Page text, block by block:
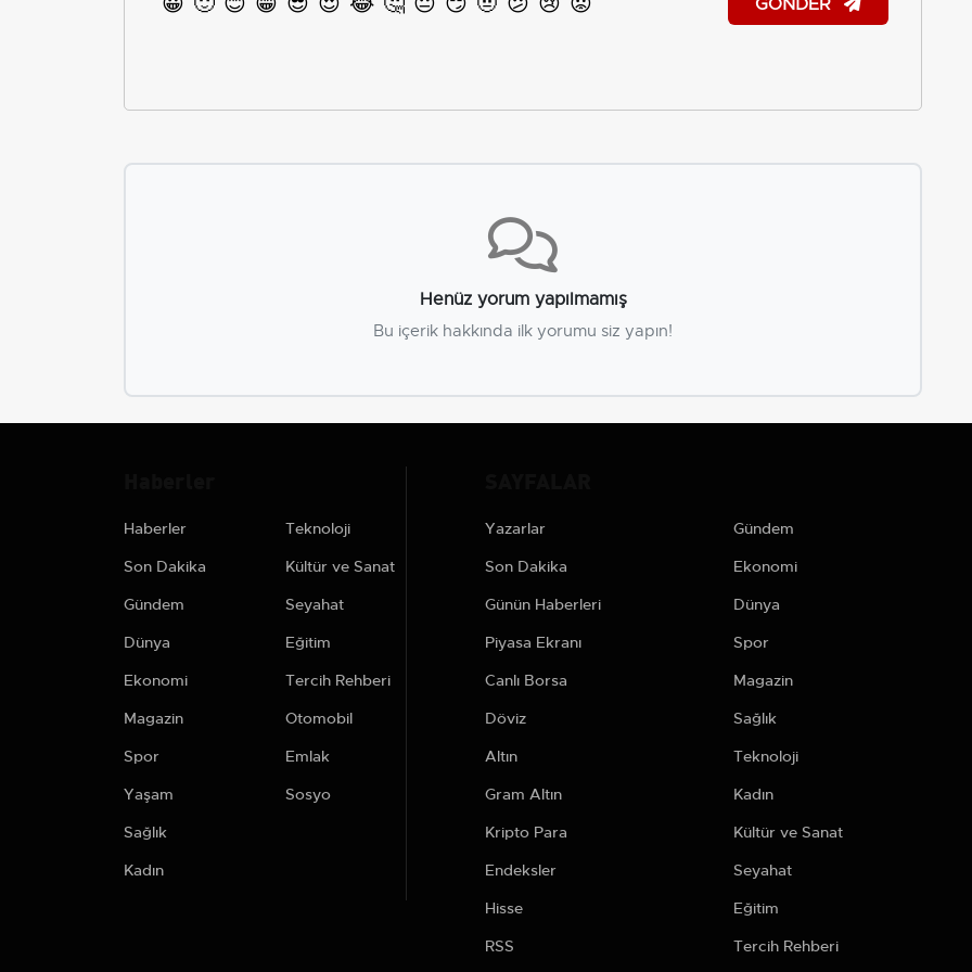
Henüz yorum yapılmamış
Bu içerik hakkında ilk yorumu siz yapın!
Haberler
Son Dakika
Gündem
Dünya
Ekonomi
Magazin
Spor
Yaşam
Sağlık
Kadın
Teknoloji
Kültür ve Sanat
Seyahat
Eğitim
Tercih Rehberi
Otomobil
Emlak
Sosyo
Yazarlar
Son Dakika
Günün Haberleri
Piyasa Ekranı
Canlı Borsa
Döviz
Altın
Gram Altın
Kripto Para
Endeksler
Hisse
RSS
Gündem
Ekonomi
Dünya
Spor
Magazin
Sağlık
Teknoloji
Kadın
Kültür ve Sanat
Seyahat
Eğitim
Tercih Rehberi